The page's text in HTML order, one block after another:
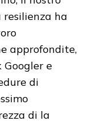
resilienza ha
approfondite,
e
di
di la